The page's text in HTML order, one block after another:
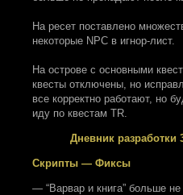
На ресет поставлено
некоторые NPC в игнор-лист.
На острове с основными
квесты отключены, но
все корректно работают, но
иду по квестам TR.
Дневник разработки
Скрипты — Фиксы
— “Варвар и книга” больше